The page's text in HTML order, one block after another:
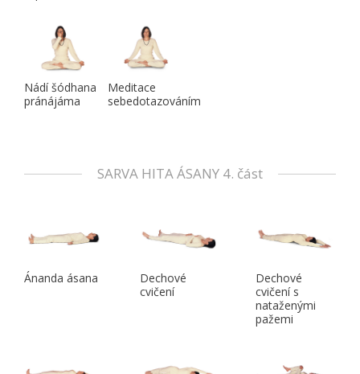
Nádí šódhana
pránájáma
Meditace
sebedotazováním
SARVA HITA ÁSANY 4. část
Ánanda ásana
Dechové
cvičení
Dechové
cvičení s
nataženými
pažemi